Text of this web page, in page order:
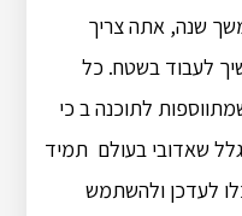
שנה, אתה צריך
לעבוד בשטח. כל
לתוכנה ב כי
שאדובי בעולם תמיד
לעדכן ולהשתמש